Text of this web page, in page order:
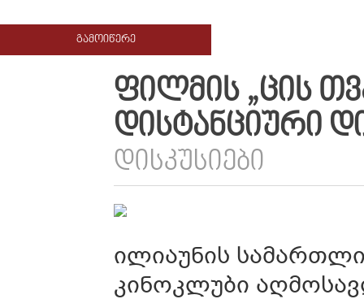
ᲒᲐᲛᲝᲘᲬᲔᲠᲔ
ᲤᲘᲚᲛᲘᲡ „ᲪᲘᲡ
ᲓᲘᲡᲢᲐᲜᲪᲘᲣᲠᲘ
ᲓᲘᲡᲙᲣᲡᲘᲔᲑᲘ
ილიაუნის
კინოკლუბი